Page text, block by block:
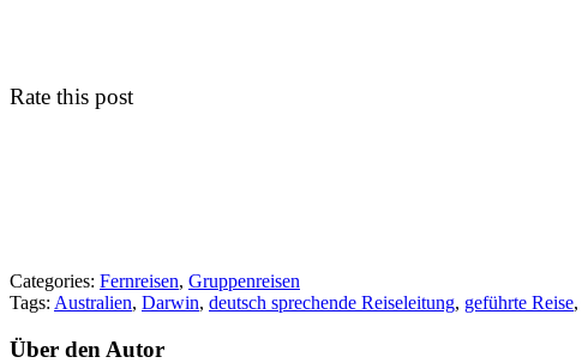
Rate this post
Categories: Fernreisen, Gruppenreisen
Tags: Australien, Darwin, deutsch sprechende Reiseleitung, geführte Reise,
Über den Autor